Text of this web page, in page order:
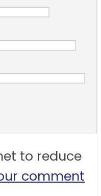
to reduce
comment